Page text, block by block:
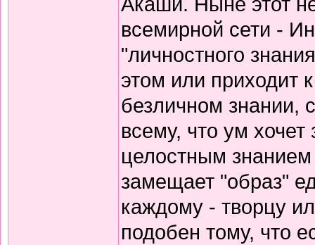
всемирной сети -
"личностного
этом или приходит
безличном знании,
всему, что ум
целостным знанием
замещает "образ"
каждому - творцу
подобен тому, что